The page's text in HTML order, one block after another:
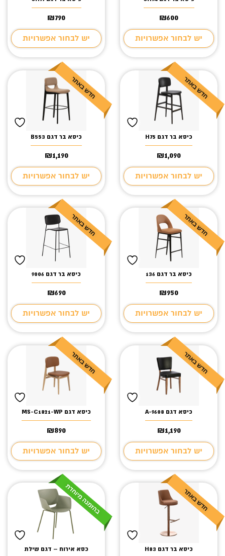
₪600
יש לבחור אפשרויות
₪790
יש לבחור אפשרויות
כיסא בר דגם H75
₪1,090
יש לבחור אפשרויות
כיסא בר דגם B553
₪1,190
יש לבחור אפשרויות
כיסא בר דגם 136
₪950
יש לבחור אפשרויות
כיסא בר דגם 9006
₪690
יש לבחור אפשרויות
כיסא דגם A-9608
₪1,190
יש לבחור אפשרויות
כיסא דגם MS-C1821-WP
₪890
יש לבחור אפשרויות
כיסא בר דגם H83 כסא אירוח – דגם שילת